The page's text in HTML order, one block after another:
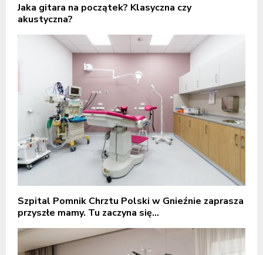
Jaka gitara na początek? Klasyczna czy
akustyczna?
Szpital Pomnik Chrztu Polski w Gnieźnie zaprasza
przyszłe mamy. Tu zaczyna się...